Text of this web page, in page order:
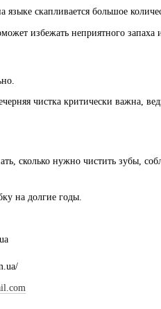
скапливается большое
избежать неприятного
чистка критически важна,
сколько нужно чистить зубы,
на долгие годы.